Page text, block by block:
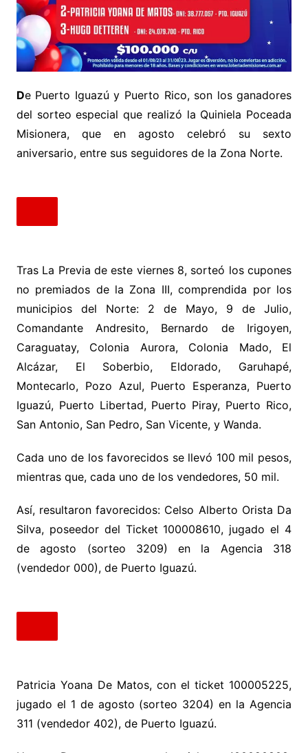
De Puerto Iguazú y Puerto Rico, son los ganadores
del sorteo especial que realizó la Quiniela Poceada
Misionera, que en agosto celebró su sexto
aniversario, entre sus seguidores de la Zona Norte.
Tras La Previa de este viernes 8, sorteó los cupones
no premiados de la Zona III, comprendida por los
municipios del Norte: 2 de Mayo, 9 de Julio,
Comandante Andresito, Bernardo de Irigoyen,
Caraguatay, Colonia Aurora, Colonia Mado, El
Alcázar, El Soberbio, Eldorado, Garuhapé,
Montecarlo, Pozo Azul, Puerto Esperanza, Puerto
Iguazú, Puerto Libertad, Puerto Piray, Puerto Rico,
San Antonio, San Pedro, San Vicente, y Wanda.
Cada uno de los favorecidos se llevó 100 mil pesos,
mientras que, cada uno de los vendedores, 50 mil.
Así, resultaron favorecidos: Celso Alberto Orista Da
Silva, poseedor del Ticket 100008610, jugado el 4
de agosto (sorteo 3209) en la Agencia 318
(vendedor 000), de Puerto Iguazú.
Patricia Yoana De Matos, con el ticket 100005225,
jugado el 1 de agosto (sorteo 3204) en la Agencia
311 (vendedor 402), de Puerto Iguazú.